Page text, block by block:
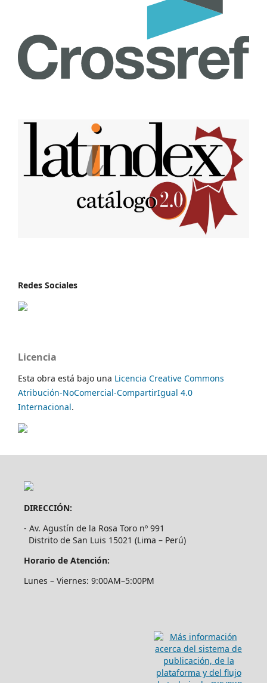
Redes Sociales
Licencia
Esta obra está bajo una Licencia Creative Commons
Atribución-NoComercial-CompartirIgual 4.0
Internacional.
DIRECCIÓN:
- Av. Agustín de la Rosa Toro nº 991
Distrito de San Luis 15021 (Lima – Perú)
Horario de Atención:
Lunes – Viernes: 9:00AM–5:00PM